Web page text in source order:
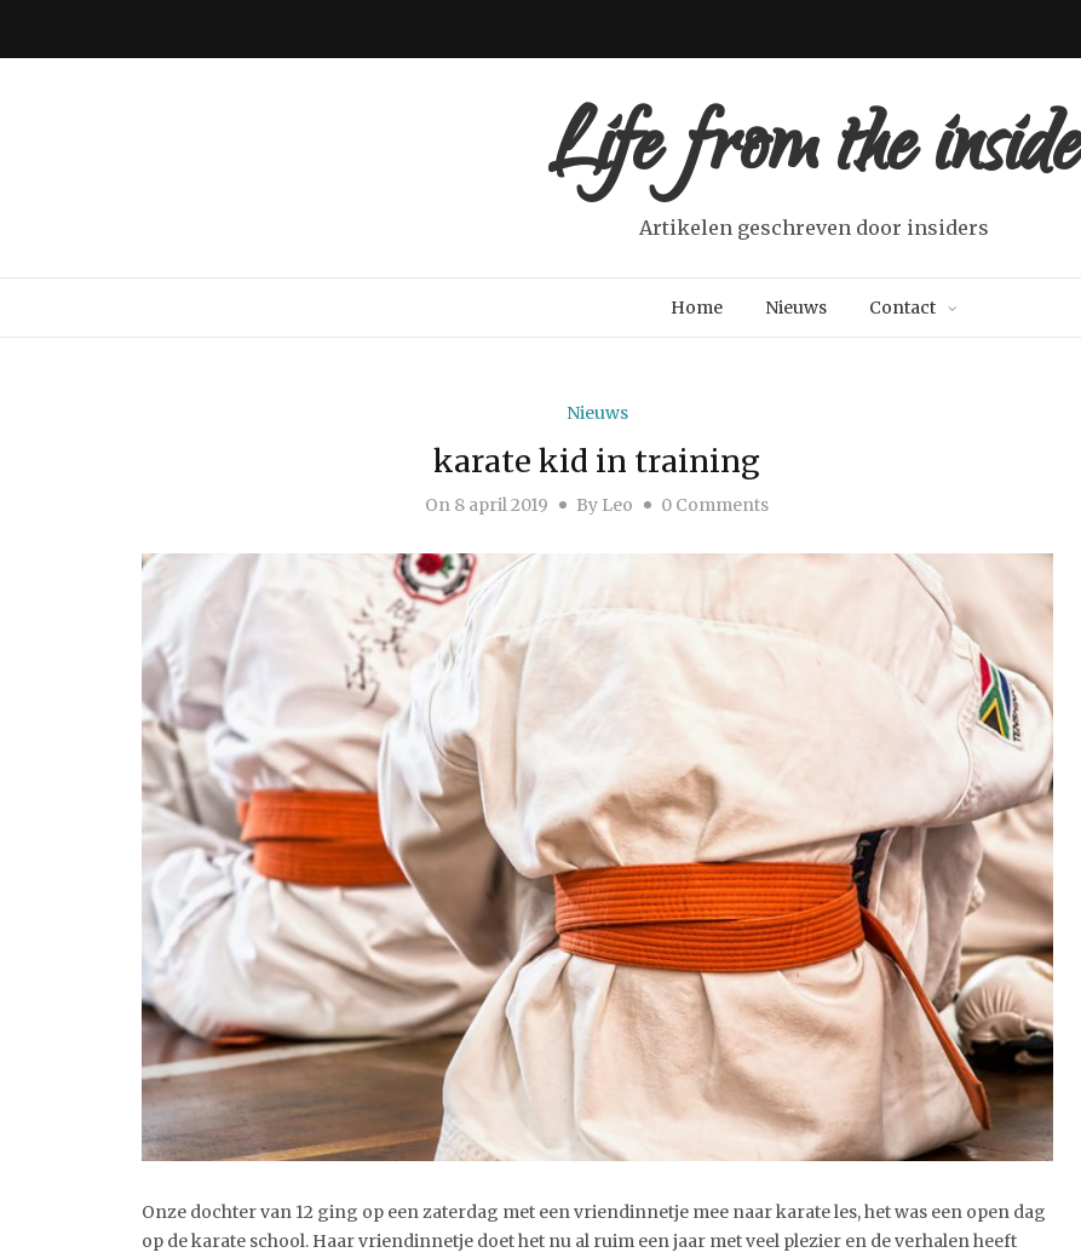
Life from the inside
Artikelen geschreven door insiders
Home Nieuws Contact
Nieuws
karate kid in training
On 8 april 2019 By Leo 0 Comments
Onze dochter van 12 ging op een zaterdag met een vriendinnetje mee naar karate les, het was een open dag
op de karate school. Haar vriendinnetje doet het nu al ruim een jaar met veel plezier en de verhalen heeft